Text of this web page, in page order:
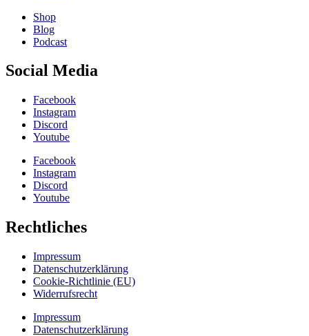
Shop
Blog
Podcast
Social Media
Facebook
Instagram
Discord
Youtube
Facebook
Instagram
Discord
Youtube
Rechtliches
Impressum
Datenschutzerklärung
Cookie-Richtlinie (EU)
Widerrufsrecht
Impressum
Datenschutzerklärung